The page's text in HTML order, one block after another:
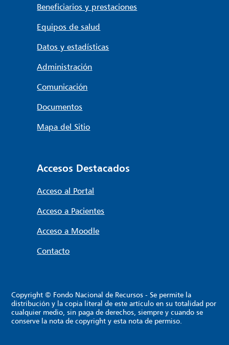
Beneficiarios y prestaciones
Equipos de salud
Datos y estadísticas
Administración
Comunicación
Documentos
Mapa del Sitio
Accesos Destacados
Acceso al Portal
Acceso a Pacientes
Acceso a Moodle
Contacto
Copyright © Fondo Nacional de Recursos - Se permite la
distribución y la copia literal de este artículo en su totalidad por
cualquier medio, sin paga de derechos, siempre y cuando se
conserve la nota de copyright y esta nota de permiso.